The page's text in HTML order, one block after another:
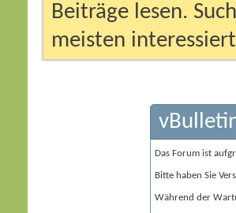
Beiträge lesen.
meisten
Das Forum ist
Bitte haben Sie
Während der